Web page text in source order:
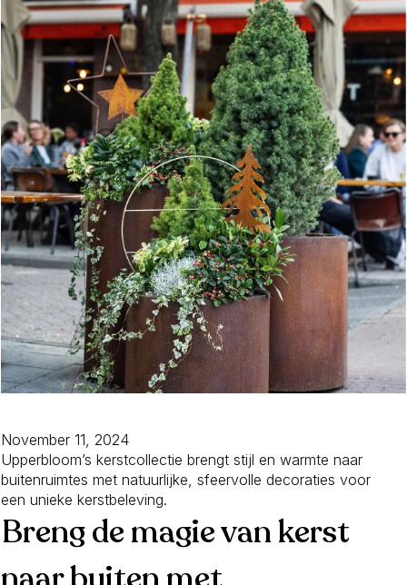
November 11, 2024
Upperbloom’s kerstcollectie brengt stijl en warmte naar
buitenruimtes met natuurlijke, sfeervolle decoraties voor
een unieke kerstbeleving.
Breng de magie van kerst